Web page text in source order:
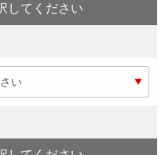
してください